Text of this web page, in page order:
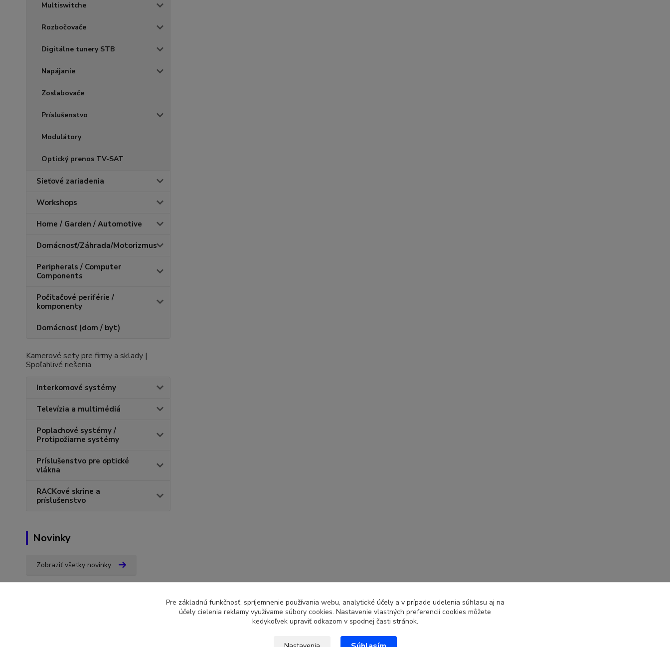
Multiswitche
Rozbočovače
Digitálne tunery STB
Napájanie
Zoslabovače
Príslušenstvo
Modulátory
Optický prenos TV-SAT
Sieťové zariadenia
Workshops
Home / Garden / Automotive
Domácnosť/Záhrada/Motorizmus
Peripherals / Computer
Components
Počítačové periférie /
komponenty
Domácnosť (dom / byt)
Kamerové sety pre firmy a sklady |
Spoľahlivé riešenia
Interkomové systémy
Televízia a multimédiá
Poplachové systémy /
Protipožiarne systémy
Príslušenstvo pre optické
vlákna
RACKové skrine a
príslušenstvo
Novinky
Zobraziť všetky novinky
Pre základnú funkčnosť, spríjemnenie používania webu, analytické účely a v prípade udelenia súhlasu aj na
účely cielenia reklamy využívame súbory cookies. Nastavenie vlastných preferencií cookies môžete
kedykoľvek upraviť odkazom v spodnej časti stránok.